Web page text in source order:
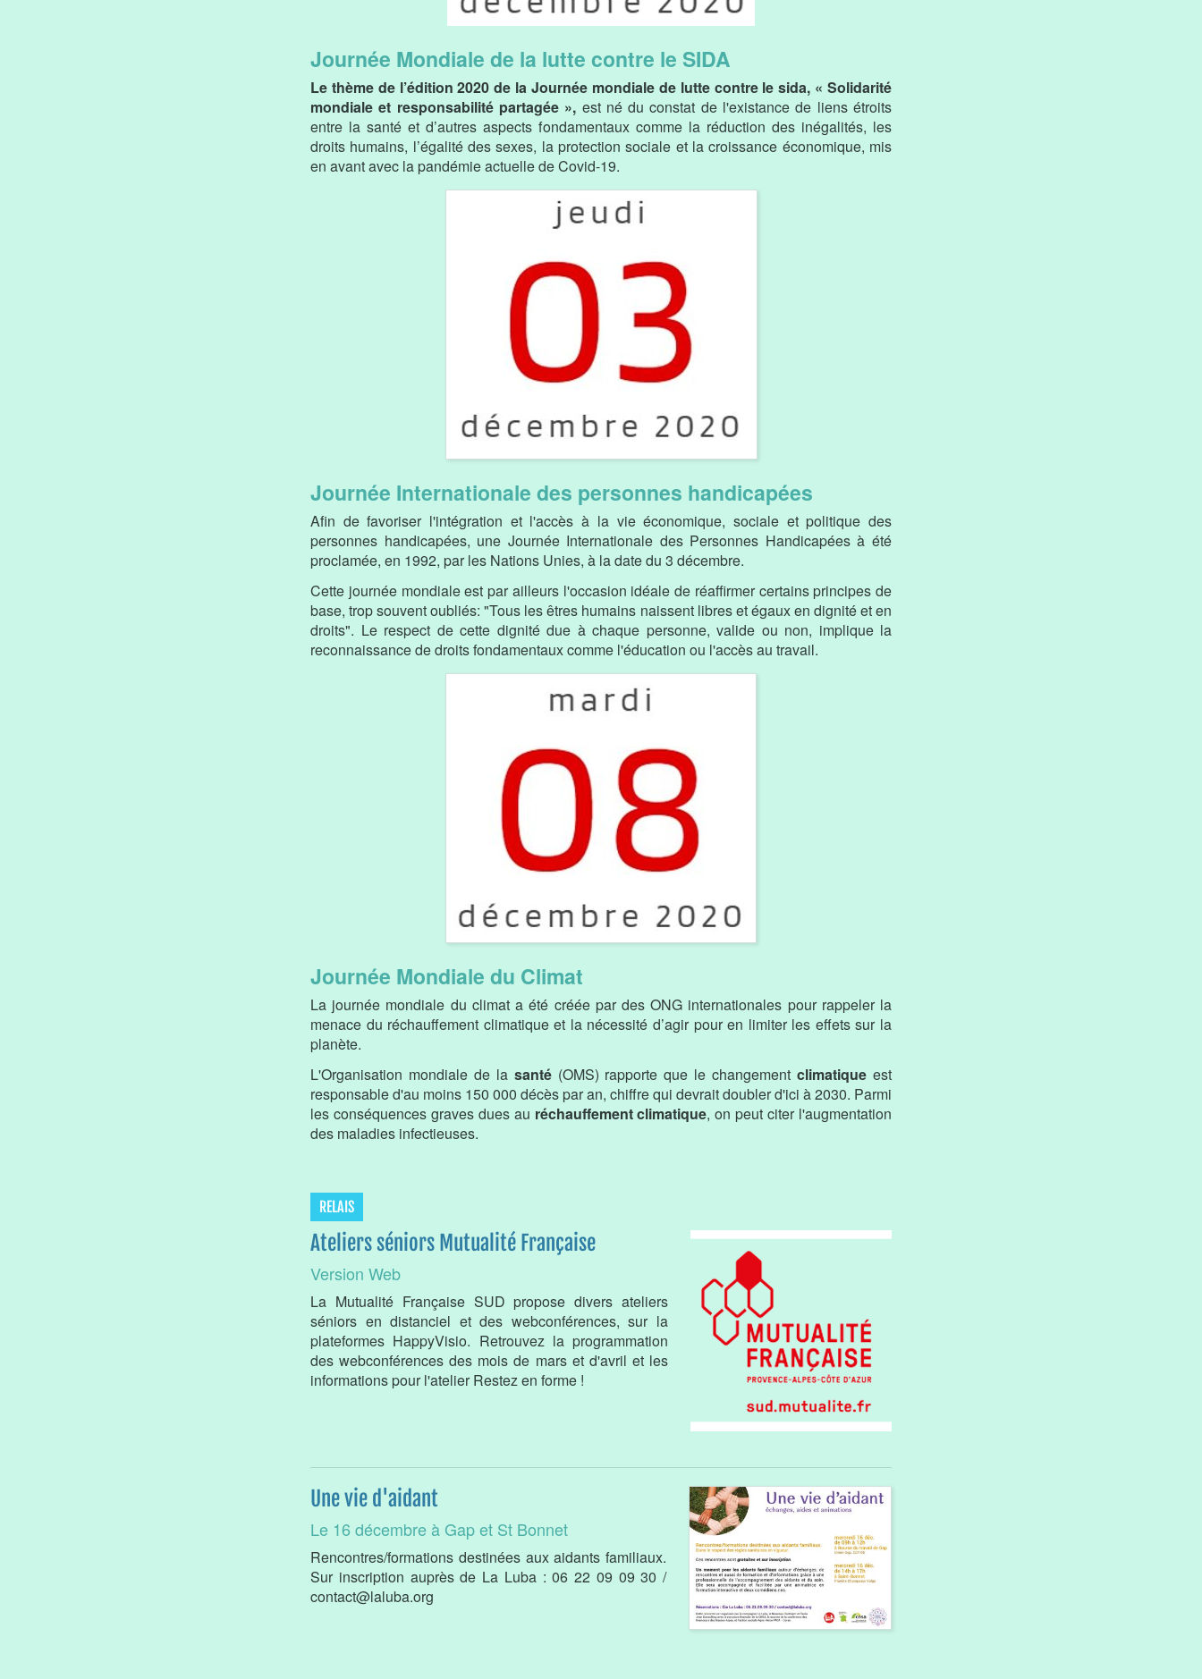
Journée Mondiale de la lutte contre le SIDA
Le thème de l’édition 2020 de la Journée mondiale de lutte contre le sida, « Solidarité
mondiale et responsabilité partagée », est né du constat de l'existance de liens étroits
entre la santé et d’autres aspects fondamentaux comme la réduction des inégalités, les
droits humains, l’égalité des sexes, la protection sociale et la croissance économique, mis
en avant avec la pandémie actuelle de Covid-19.
Journée Internationale des personnes handicapées
Afin de favoriser l'intégration et l'accès à la vie économique, sociale et politique des
personnes handicapées, une Journée Internationale des Personnes Handicapées à été
proclamée, en 1992, par les Nations Unies, à la date du 3 décembre.
Cette journée mondiale est par ailleurs l'occasion idéale de réaffirmer certains principes de
base, trop souvent oubliés: "Tous les êtres humains naissent libres et égaux en dignité et en
droits". Le respect de cette dignité due à chaque personne, valide ou non, implique la
reconnaissance de droits fondamentaux comme l'éducation ou l'accès au travail.
Journée Mondiale du Climat
La journée mondiale du climat a été créée par des ONG internationales pour rappeler la
menace du réchauffement climatique et la nécessité d’agir pour en limiter les effets sur la
planète.
L'Organisation mondiale de la santé(OMS) rapporte que le changementclimatique est
responsable d'au moins 150 000 décès par an, chiffre qui devrait doubler d'ici à 2030. Parmi
les conséquences graves dues au réchauffement climatique, on peut citer l'augmentation
des maladies infectieuses.
RELAIS
Ateliers séniors Mutualité Française
Version Web
La Mutualité Française SUD propose divers ateliers
séniors en distanciel et des webconférences, sur la
plateformes HappyVisio. Retrouvez la programmation
des webconférences des mois de mars et d'avril et les
informations pour l'atelier Restez en forme !
Une vie d'aidant
Le 16 décembre à Gap et St Bonnet
Rencontres/formations destinées aux aidants familiaux.
Sur inscription auprès de La Luba : 06 22 09 09 30 /
contact@laluba.org